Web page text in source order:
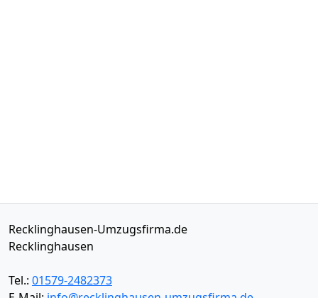
Recklinghausen-Umzugsfirma.de
Recklinghausen
Tel.: 01579-2482373